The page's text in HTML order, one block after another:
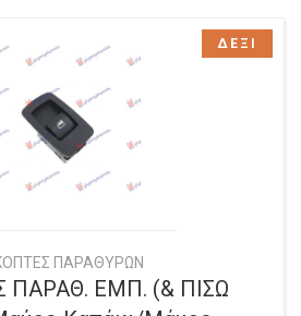
ΠΑΡΑΘΥΡΩΝ
ΠΑΡΑΘ. ΕΜΠ. (& ΠΙΣΩ
ΔΕΞΙ